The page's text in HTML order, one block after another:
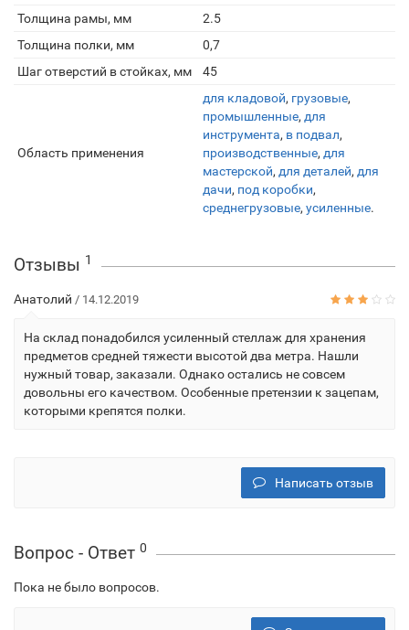
Толщина рамы, мм
2.5
Толщина полки, мм
0,7
Шаг отверстий в стойках, мм
45
Область применения
для кладовой, грузовые,
промышленные, для
инструмента, в подвал,
производственные, для
мастерской, для деталей, для
дачи, под коробки,
среднегрузовые, усиленные.
Отзывы 1
Анатолий / 14.12.2019
На склад понадобился усиленный стеллаж для хранения
предметов средней тяжести высотой два метра. Нашли
нужный товар, заказали. Однако остались не совсем
довольны его качеством. Особенные претензии к зацепам,
которыми крепятся полки.
Написать отзыв
Вопрос - Ответ 0
Пока не было вопросов.